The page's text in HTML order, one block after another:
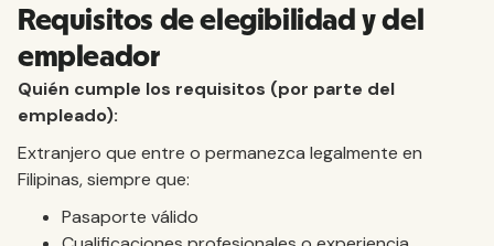
Requisitos de elegibilidad y del
empleador
Quién cumple los requisitos (por parte del
empleado):
Extranjero que entre o permanezca legalmente en
Filipinas, siempre que:
Pasaporte válido